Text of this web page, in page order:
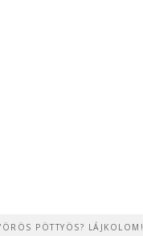
PÖTTYÖS? LÁJKOLOM!